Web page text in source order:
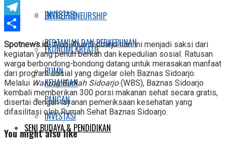
INVESTASI
PERTANIAN DAN PERKEBUNAN
BUMN
PANGAN
SENI BUDAYA & PENDIDIKAN
ENTREPRENEURSHIP
EKONOMI KREATIF
KEUANGAN
INVESTASI
Twitter
Telegram
Share
Spotnews.id-Alun-Alun Sidoarjo hari ini menjadi saksi dari
kegiatan yang penuh berkah dan kepedulian sosial. Ratusan
warga berbondong-bondong datang untuk merasakan manfaat
dari program sosial yang digelar oleh Baznas Sidoarjo.
Melalui Warung Berkah Sidoarjo(WBS), Baznas Sidoarjo
kembali memberikan 300 porsi makanan sehat secara gratis,
disertai dengan layanan pemeriksaan kesehatan yang
difasilitasi oleh Rumah Sehat Baznas Sidoarjo.
You might also like